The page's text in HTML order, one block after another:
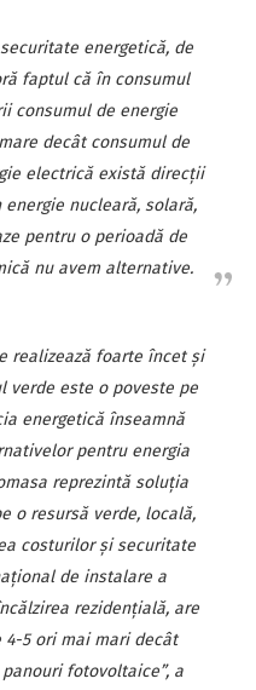
energetică, de
faptul că în consumul
consumul de energie
decât consumul de
electrică există direcţii
nucleară, solară,
pentru o perioadă de
nu avem alternative.
realizează foarte încet şi
verde este o poveste pe
energetică înseamnă
pentru energia
reprezintă soluţia
o resursă verde, locală,
costurilor şi securitate
de instalare a
rezidenţială, are
5 ori mai mari decât
fotovoltaice”, a